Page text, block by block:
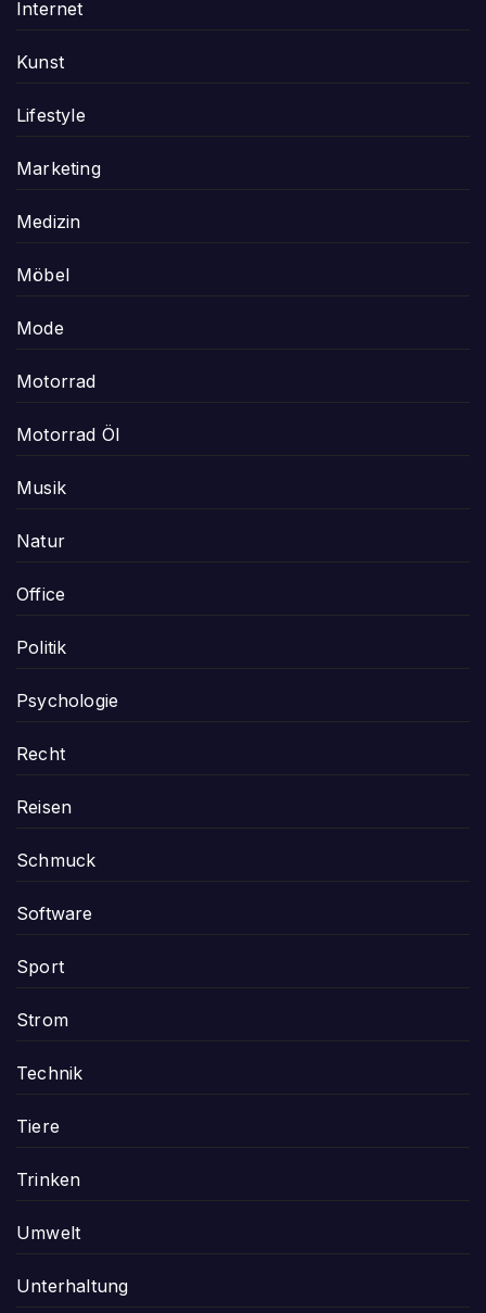
Internet
Kunst
Lifestyle
Marketing
Medizin
Möbel
Mode
Motorrad
Motorrad Öl
Musik
Natur
Office
Politik
Psychologie
Recht
Reisen
Schmuck
Software
Sport
Strom
Technik
Tiere
Trinken
Umwelt
Unterhaltung